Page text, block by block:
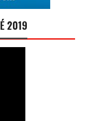
2019